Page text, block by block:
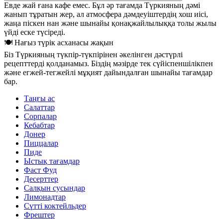
Евде жай ғана кафе емес. Бұл әр тағамда Түркияның дәмі
жанып тұратын жер, ал атмосфера дәмдеуіштердің хош иісі,
жаңа піскен нан және шынайы қонақжайлылыққа толы жылы
үйді еске түсіреді.
🍽 Нағыз түрік асханасы жақын
Біз Түркияның түкпір-түкпірінен әкелінген дәстүрлі
рецепттерді қолданамыз. Біздің мәзірде тек сүйіспеншілікпен
және егжей-тегжейлі мұқият дайындалған шынайы тағамдар
бар.
Таңғы ас
Салаттар
Сорпалар
Кебабтар
Донер
Пиццалар
Пиде
Ыстық тағамдар
Фаст Фуд
Десерттер
Салқын сусындар
Лимонадтар
Сүтті коктейльдер
Фрештер